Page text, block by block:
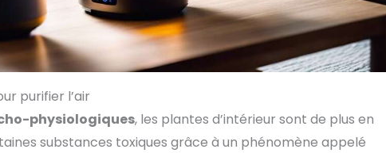
purifier l’air
physiologiques, les plantes d’intérieur sont de plus en
substances toxiques grâce à un phénomène appelé